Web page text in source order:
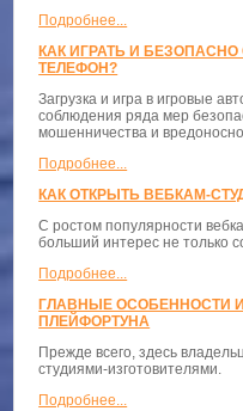
Подробнее...
КАК ИГРАТЬ И
ТЕЛЕФОН?
Загрузка и игра в игровые
соблюдения ряда мер
мошенничества и
Подробнее...
КАК ОТКРЫТЬ ВЕБКАМ-
С ростом популярности
больший интерес не только
Подробнее...
ГЛАВНЫЕ ОСОБЕННОСТИ
ПЛЕЙФОРТУНА
Прежде всего, здесь
студиями-изготовителями.
Подробнее...